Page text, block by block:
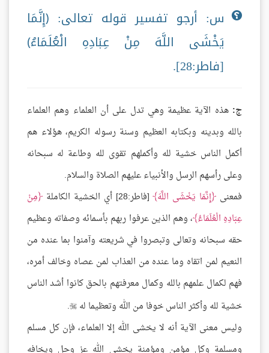
س: أرجو تفسير قوله تعالى: ﴿إِنَّمَا
يَخْشَى اللَّهَ مِنْ عِبَادِهِ الْعُلَمَاءُ﴾
[فاطر:28].
ج: هذه الآية عظيمة وهي تدل على أن العلماء وهم العلماء
بالله وبدينه وبكتابه العظيم وسنة رسوله الكريم، هؤلاء هم
أكمل الناس خشية لله وأكملهم تقوى لله وطاعة له سبحانه
وعلى رأسهم الرسل والأنبياء عليهم الصلاة والسلام.
فمعنى إِنَّمَا يَخْشَى اللَّهَ [فاطر:28] أي الخشية الكاملة
مِنْ
عِبَادِهِ الْعُلَمَاءُ ، وهم الذين عرفوا ربهم بأسمائه وصفاته وعظيم
حقه سبحانه وتعالى وتبصروا في شريعته وآمنوا بما عنده من
النعيم لمن اتقاه وما عنده من العذاب لمن عصاه وخالف أمره،
فهم لكمال علمهم بالله وكمال معرفتهم بالحق كانوا أشد الناس
خشية لله وأكثر الناس خوفا من الله وتعظيما له 
.
وليس معنى الآية أنه لا يخشى الله إلا العلماء، فإن كل مسلم
ومسلمة وكل مؤمن ومؤمنة يخشى الله عز وجل ويخافه